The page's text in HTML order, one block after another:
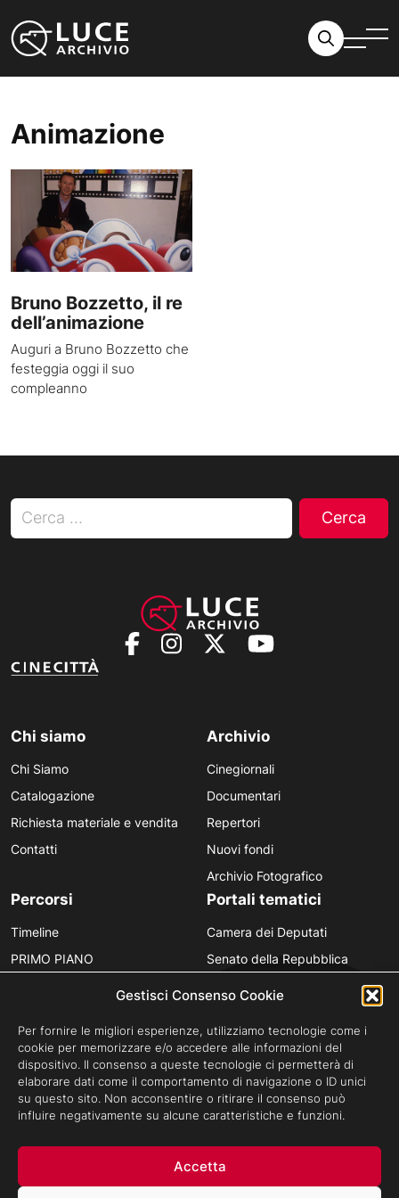
Gestisci Consenso Cookie
Per fornire le migliori esperienze, utilizziamo tecnologie come i
cookie per memorizzare e/o accedere alle informazioni del
dispositivo. Il consenso a queste tecnologie ci permetterà di
elaborare dati come il comportamento di navigazione o ID unici
su questo sito. Non acconsentire o ritirare il consenso può
influire negativamente su alcune caratteristiche e funzioni.
Accetta
Animazione
Bruno Bozzetto, il re
dell’animazione
Auguri a Bruno Bozzetto che
festeggia oggi il suo
compleanno
Ricerca per:
Chi siamo
Chi Siamo
Catalogazione
Richiesta materiale e vendita
Contatti
Archivio
Cinegiornali
Documentari
Repertori
Nuovi fondi
Archivio Fotografico
Percorsi
Timeline
PRIMO PIANO
Anniversari
Portali tematici
Camera dei Deputati
Senato della Repubblica
Provincia in Luce
Luce per la didattica
Fare gli italiani
Archivio Storico Istituto Luce - Tutti i diritti riservati ©Cinecittà s.p.a